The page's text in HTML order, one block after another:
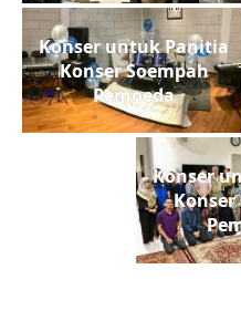
Konser untuk Panitia
Konser Soempah
Pemoeda
Konser
Konser